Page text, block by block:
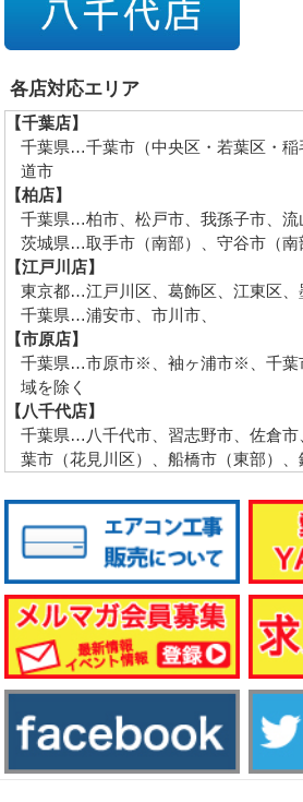
各店対応エリア
【千葉店】
千葉県…千葉市（中央区・若葉区・稲
道市
【柏店】
千葉県…柏市、松戸市、我孫子市、流
茨城県…取手市（南部）、守谷市（南
【江戸川店】
東京都…江戸川区、葛飾区、江東区、
千葉県…浦安市、市川市、
【市原店】
千葉県…市原市※、袖ヶ浦市※、千
域を除く
【八千代店】
千葉県…八千代市、習志野市、佐倉市
葉市（花見川区）、船橋市（東部）、